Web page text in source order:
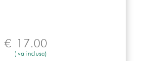
€ 17.00
(Iva inclusa)